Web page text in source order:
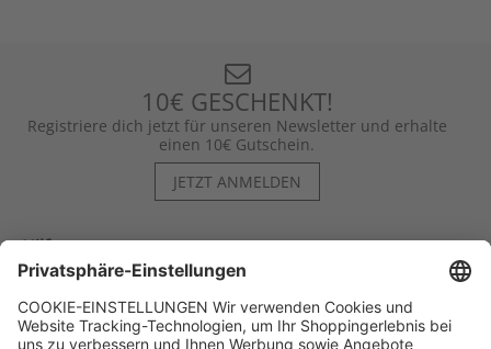
10€ GESCHENKT!
Registriere dich jetzt für unseren Newsletter und erhalte
einen 10€ Gutschein.
JETZT ANMELDEN
Hilfe
Kontakt